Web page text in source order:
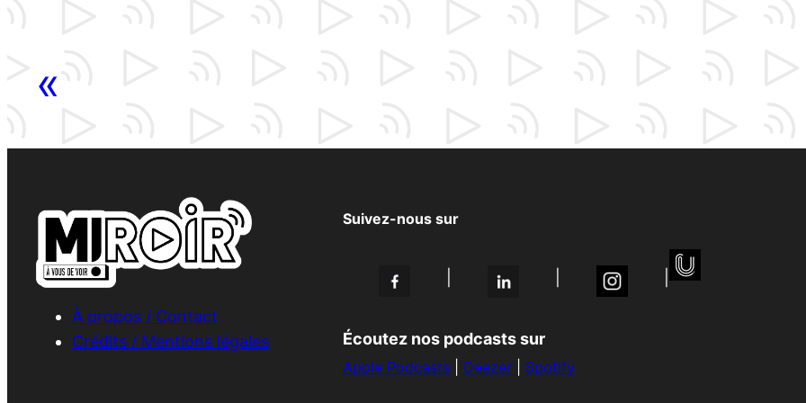
«
À propos / Contact
Crédits / Mentions légales
Suivez-nous sur
Écoutez nos podcasts sur
Apple Podcasts| Deezer| Spotify